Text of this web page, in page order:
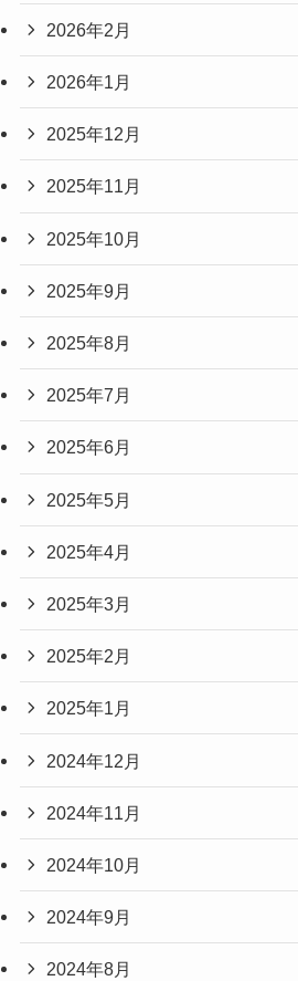
2026年2月
2026年1月
2025年12月
2025年11月
2025年10月
2025年9月
2025年8月
2025年7月
2025年6月
2025年5月
2025年4月
2025年3月
2025年2月
2025年1月
2024年12月
2024年11月
2024年10月
2024年9月
2024年8月